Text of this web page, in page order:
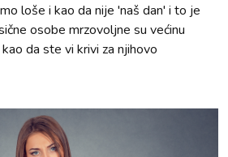
loše i kao da nije 'naš dan' i to je
osobe mrzovoljne su većinu
da ste vi krivi za njihovo